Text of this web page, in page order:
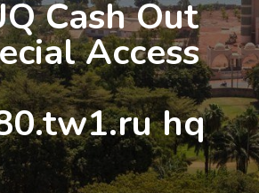
Cash Out
Access
hq